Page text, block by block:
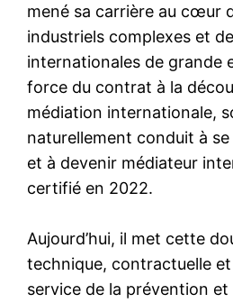
mené sa carrière au cœur
industriels complexes et
internationales de grande
force du contrat à la
médiation internationale,
naturellement conduit à
et à devenir médiateur
certifié en 2022.
Aujourd’hui, il met cette
technique, contractuelle
service de la prévention